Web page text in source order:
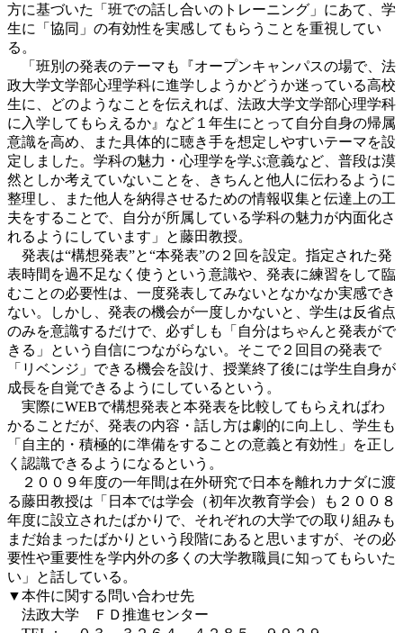
方に基づいた「班での話し合いのトレーニング」にあて、学
生に「協同」の有効性を実感してもらうことを重視してい
る。
「班別の発表のテーマも『オープンキャンパスの場で、法
政大学文学部心理学科に進学しようかどうか迷っている高校
生に、どのようなことを伝えれば、法政大学文学部心理学科
に入学してもらえるか』など１年生にとって自分自身の帰属
意識を高め、また具体的に聴き手を想定しやすいテーマを設
定しました。学科の魅力・心理学を学ぶ意義など、普段は漠
然としか考えていないことを、きちんと他人に伝わるように
整理し、また他人を納得させるための情報収集と伝達上の工
夫をすることで、自分が所属している学科の魅力が内面化さ
れるようにしています」と藤田教授。
発表は“構想発表”と“本発表”の２回を設定。指定された発
表時間を過不足なく使うという意識や、発表に練習をして臨
むことの必要性は、一度発表してみないとなかなか実感でき
ない。しかし、発表の機会が一度しかないと、学生は反省点
のみを意識するだけで、必ずしも「自分はちゃんと発表がで
きる」という自信につながらない。そこで２回目の発表で
「リベンジ」できる機会を設け、授業終了後には学生自身が
成長を自覚できるようにしているという。
実際にWEBで構想発表と本発表を比較してもらえればわ
かることだが、発表の内容・話し方は劇的に向上し、学生も
「自主的・積極的に準備をすることの意義と有効性」を正し
く認識できるようになるという。
２００９年度の一年間は在外研究で日本を離れカナダに渡
る藤田教授は「日本では学会（初年次教育学会）も２００８
年度に設立されたばかりで、それぞれの大学での取り組みも
まだ始まったばかりという段階にあると思いますが、その必
要性や重要性を学内外の多くの大学教職員に知ってもらいた
い」と話している。
▼本件に関する問い合わせ先
法政大学 ＦＤ推進センター